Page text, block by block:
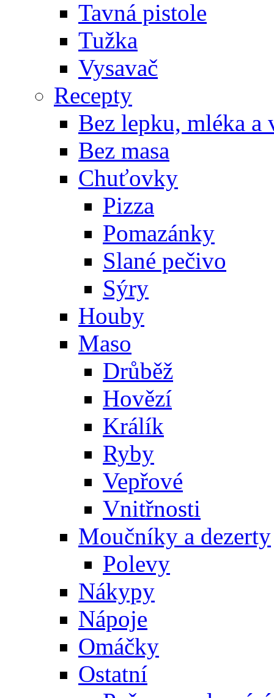
Tavná pistole
Tužka
Vysavač
Recepty
Bez lepku, mléka a
Bez masa
Chuťovky
Pizza
Pomazánky
Slané pečivo
Sýry
Houby
Maso
Drůběž
Hovězí
Králík
Ryby
Vepřové
Vnitřnosti
Moučníky a dezerty
Polevy
Nákypy
Nápoje
Omáčky
Ostatní